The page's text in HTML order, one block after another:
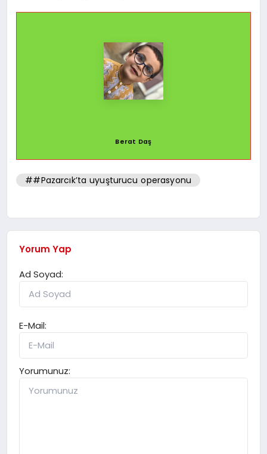
Berat Daş
##Pazarcık’ta uyuşturucu operasyonu
Yorum Yap
Ad Soyad:
E-Mail:
Yorumunuz: